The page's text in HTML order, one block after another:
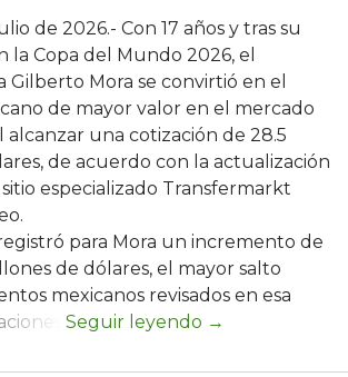
de 2026.- Con 17 años y tras su
la Copa del Mundo 2026, el
Gilberto Mora se convirtió en el
de mayor valor en el mercado
alcanzar una cotización de 28.5
de acuerdo con la actualización
especializado Transfermarkt
para Mora un incremento de
de dólares, el mayor salto
mexicanos revisados en esa